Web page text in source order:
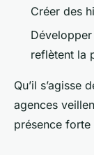
Créer des
reflètent la
Qu’il s’agisse
agences
présence forte